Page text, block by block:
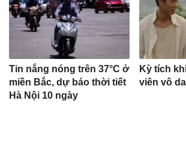
Tin nắng nóng trên 37°C ở
miền Bắc, dự báo thời tiết
Hà Nội 10 ngày
Kỳ tích
viên vô